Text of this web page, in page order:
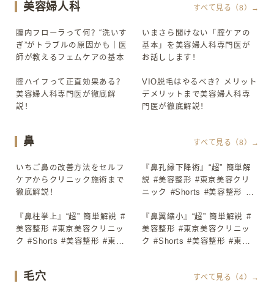
美容婦人科 すべて見る（8）→
▶
膣内フローラって何？“洗いす
ぎ”がトラブルの原因かも｜医
師が教えるフェムケアの基本
▶
いまさら聞けない「腟ケアの
基本」を美容婦人科専門医が
お話しします！
▶
腟ハイフって正直効果ある？
美容婦人科専門医が徹底解
説！
▶
VIO脱毛はやるべき？メリット
デメリットまで美容婦人科専
門医が徹底解説！
鼻 すべて見る（8）→
▶
いちご鼻の改善方法をセルフ
ケアからクリニック施術まで
徹底解説！
▶
『鼻孔縁下降術』“超” 簡単解
説 #美容整形 #東京美容クリ
ニック #Shorts #美容整形 #
▶
『鼻柱挙上』“超” 簡単解説 #
美容整形 #東京美容クリニッ
ク #Shorts #美容整形 #東京
▶
『鼻翼縮小』“超” 簡単解説 #
美容整形 #東京美容クリニッ
ク #Shorts #美容整形 #東京
毛穴 すべて見る（4）→